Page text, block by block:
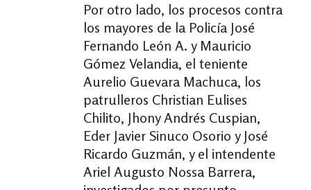
Por otro lado, los procesos contra
los mayores de la Policía José
Fernando León A. y Mauricio
Gómez Velandia, el teniente
Aurelio Guevara Machuca, los
patrulleros Christian Eulises
Chilito, Jhony Andrés Cuspian,
Eder Javier Sinuco Osorio y José
Ricardo Guzmán, y el intendente
Ariel Augusto Nossa Barrera,